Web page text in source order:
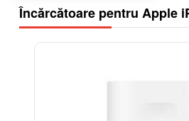
Încărcătoare pentru Apple